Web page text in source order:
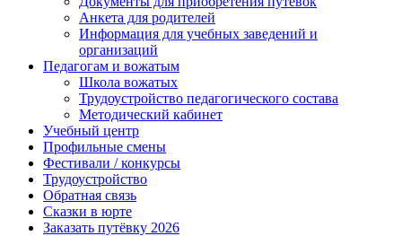
Анкета для родителей
Информация для учебных заведений и
организаций
Педагогам и вожатым
Школа вожатых
Трудоустройство педагогического состава
Методический кабинет
Учебный центр
Профильные смены
Фестивали / конкурсы
Трудоустройство
Обратная связь
Сказки в юрте
Заказать путёвку 2026